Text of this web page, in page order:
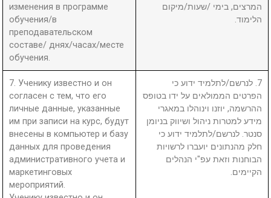
изменения в программе
обучения/в
преподавательском
составе/ днях/часах/месте
обучения.
המרצים, בימי /שעות/מיקום
הלימוד.
7. Ученику известно и он
согласен с тем, что его
личные данные, указанные
им при записи на курс, будут
внесены в компьютер и базу
данных для проведения
административного учета и
маркетинговых
мероприятий.
7. לנרשם/לתלמיד ידוע כי
הפרטים הממולאים על ידו בטופס
ההרשמה, יוזנו וינוהלו במאגרי
מידע למטרות ניהול ושיווק בניומן
סנטר. לנרשם/לתלמיד ידוע כי
חלק מהנתונים יועברו לרשויות
הבוחנות וזאת עפ"י הנהלים
הקיימים.